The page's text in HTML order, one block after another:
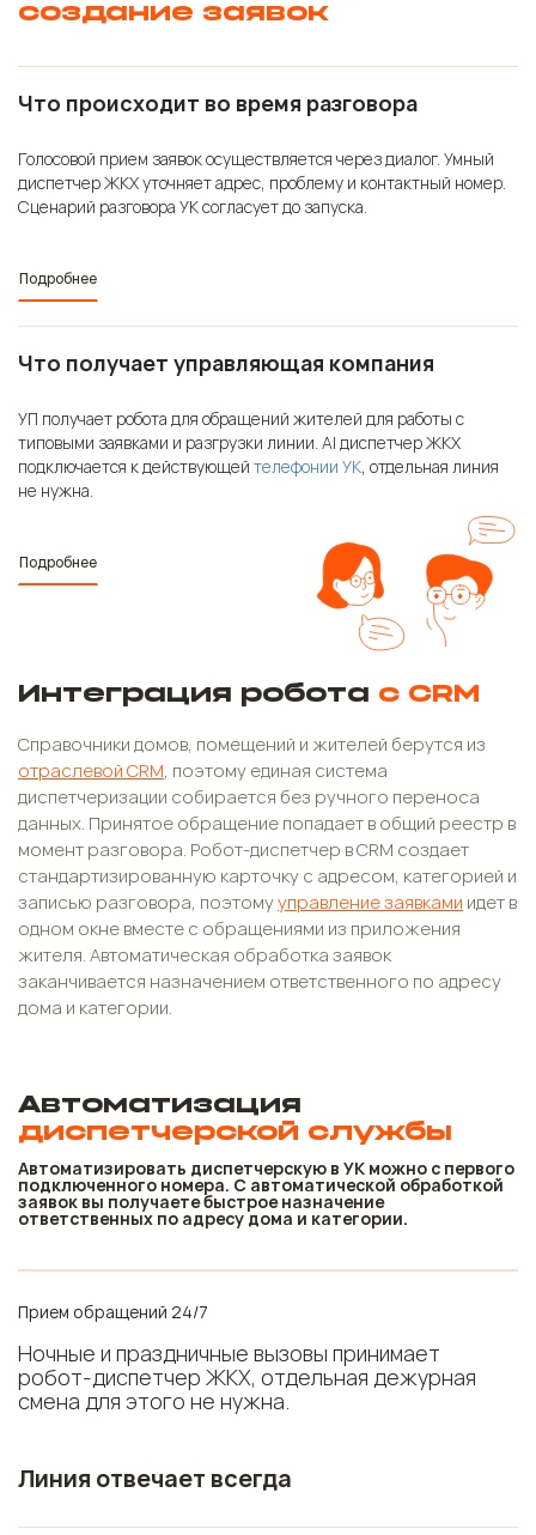
создание заявок
Что происходит во время разговора
Голосовой прием заявок осуществляется через диалог. Умный
диспетчер ЖКХ уточняет адрес, проблему и контактный номер.
Сценарий разговора УК согласует до запуска.
Подробнее
Что получает управляющая компания
УП получает робота для обращений жителей для работы с
типовыми заявками и разгрузки линии. AI диспетчер ЖКХ
подключается к действующей телефонии УК, отдельная линия
не нужна.
Подробнее
Интеграция робота с CRM
Справочники домов, помещений и жителей берутся из
отраслевой CRM, поэтому единая система
диспетчеризации собирается без ручного переноса
данных. Принятое обращение попадает в общий реестр в
момент разговора. Робот-диспетчер в CRM создает
стандартизированную карточку с адресом, категорией и
записью разговора, поэтомууправление заявками идет в
одном окне вместе с обращениями из приложения
жителя. Автоматическая обработка заявок
заканчивается назначением ответственного по адресу
дома и категории.
Автоматизация
диспетчерской службы
Автоматизировать диспетчерскую в УК можно с первого
подключенного номера. С автоматической обработкой
заявок вы получаете быстрое назначение
ответственных по адресу дома и категории.
Прием обращений 24/7
Ночные и праздничные вызовы принимает
робот-диспетчер ЖКХ, отдельная дежурная
смена для этого не нужна.
Линия отвечает всегда